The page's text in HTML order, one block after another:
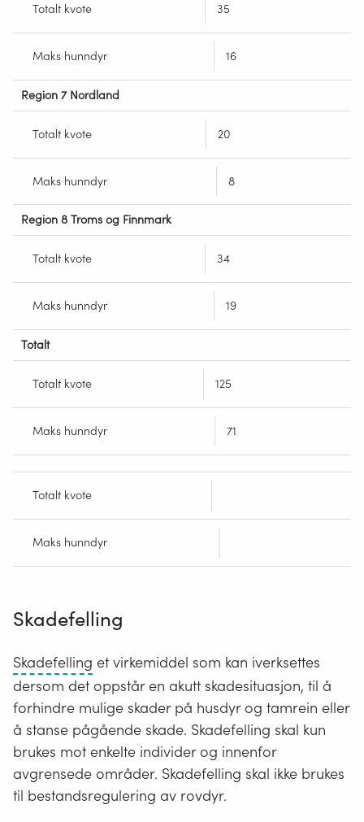
Totalt kvote 35
Maks hunndyr 16
Region 7 Nordland
Totalt kvote 20
Maks hunndyr 8
Region 8 Troms og Finnmark
Totalt kvote 34
Maks hunndyr 19
Totalt
Totalt kvote 125
Maks hunndyr 71
Totalt kvote
Maks hunndyr
Skadefelling
Skadefelling Avlive
et
dyr
som
gjør
skade.
et virkemiddel som kan iverksettes
dersom det oppstår en akutt skadesituasjon, til å
forhindre mulige skader på husdyr og tamrein eller
å stanse pågående skade. Skadefelling skal kun
brukes mot enkelte individer og innenfor
avgrensede områder. Skadefelling skal ikke brukes
til bestandsregulering av rovdyr.